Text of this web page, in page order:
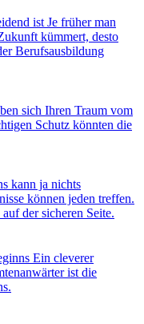
ist Je früher man
kümmert, desto
Berufsausbildung
sich Ihren Traum vom
Schutz könnten die
kann ja nichts
können jeden treffen.
der sicheren Seite.
Ein cleverer
ist die